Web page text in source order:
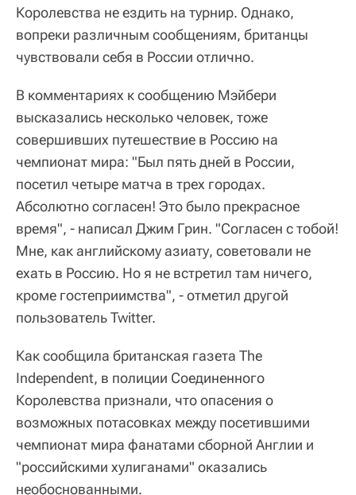
Королевства не ездить на турнир. Однако,
вопреки различным сообщениям, британцы
чувствовали себя в России отлично.
В комментариях к сообщению Мэйбери
высказались несколько человек, тоже
совершивших путешествие в Россию на
чемпионат мира: "Был пять дней в России,
посетил четыре матча в трех городах.
Абсолютно согласен! Это было прекрасное
время", - написал Джим Грин. "Согласен с тобой!
Мне, как английскому азиату, советовали не
ехать в Россию. Но я не встретил там ничего,
кроме гостеприимства", - отметил другой
пользователь Twitter.
Как сообщила британская газета The
Independent, в полиции Соединенного
Королевства признали, что опасения о
возможных потасовках между посетившими
чемпионат мира фанатами сборной Англии и
"российскими хулиганами" оказались
необоснованными.